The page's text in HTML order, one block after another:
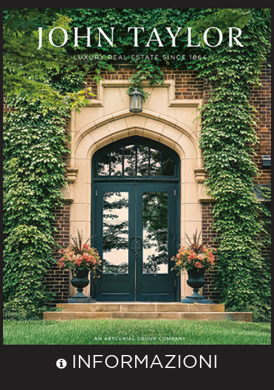
INFORMAZIONI